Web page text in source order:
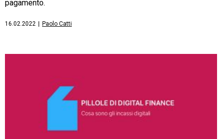
pagamento.
16.02.2022 | Paolo Catti